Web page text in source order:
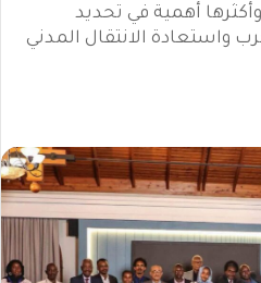
أهمية في تحديد
واستعادة الانتقال المدني